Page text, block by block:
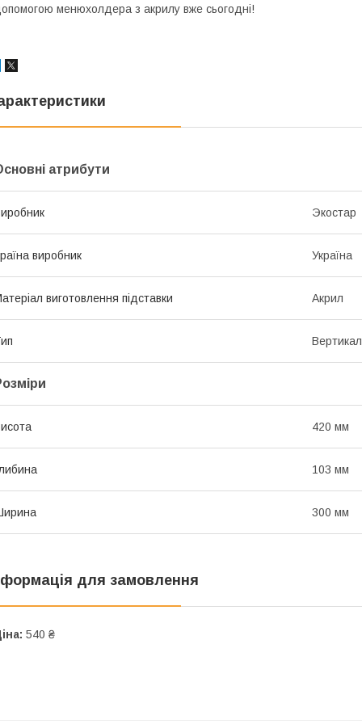
менюхолдера з акрилу вже сьогодні!
атрибути
Экостар
виробник Україна
виготовлення підставки Акрил
420 мм
103 мм
300 мм
для замовлення
540 ₴